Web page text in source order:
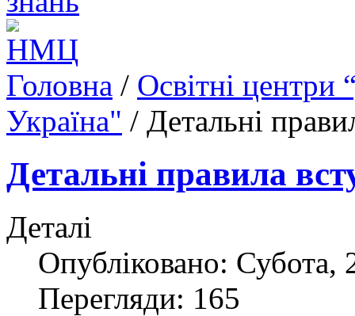
Головна / Освітні
Україна" / Детальні
Детальні правила
Деталі
Опубліковано: Субота,
Перегляди: 165